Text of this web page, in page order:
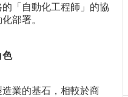
「自動化工程師」的協
部署。
色
業的基石，相較於商